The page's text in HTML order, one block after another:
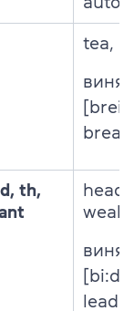
tea,
d, th,
lead